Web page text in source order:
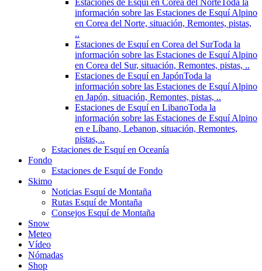
Estaciones de Esquí en Corea del NorteToda la
información sobre las Estaciones de Esquí Alpino
en Corea del Norte, situación, Remontes, pistas,
..
Estaciones de Esquí en Corea del SurToda la
información sobre las Estaciones de Esquí Alpino
en Corea del Sur, situación, Remontes, pistas, ..
Estaciones de Esquí en JapónToda la
información sobre las Estaciones de Esquí Alpino
en Japón, situación, Remontes, pistas, ..
Estaciones de Esquí en LibanoToda la
información sobre las Estaciones de Esquí Alpino
en e Líbano, Lebanon, situación, Remontes,
pistas, ..
Estaciones de Esquí en Oceanía
Fondo
Estaciones de Esquí de Fondo
Skimo
Noticias Esquí de Montaña
Rutas Esquí de Montaña
Consejos Esquí de Montaña
Snow
Meteo
Vídeo
Nómadas
Shop